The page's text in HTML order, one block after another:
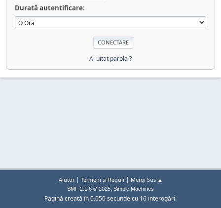
Durată autentificare:
Ai uitat parola ?
Ajutor| Termeni și Reguli | Mergi Sus ▲
SMF 2.1.6 © 2025, Simple Machines
Pagină creată în 0.050 secunde cu 16 interogări.